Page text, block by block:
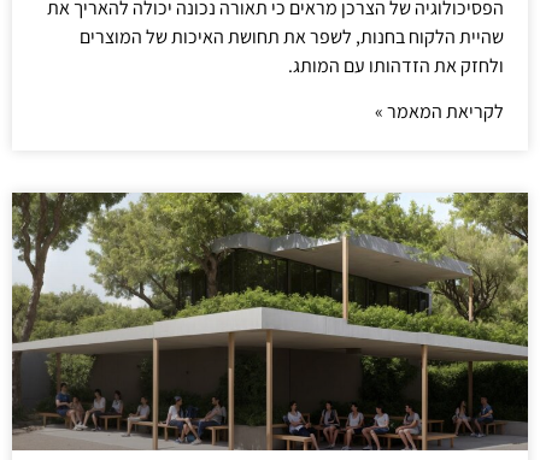
הפסיכולוגיה של הצרכן מראים כי תאורה נכונה יכולה להאריך את
שהיית הלקוח בחנות, לשפר את תחושת האיכות של המוצרים
ולחזק את הזדהותו עם המותג.
לקריאת המאמר »